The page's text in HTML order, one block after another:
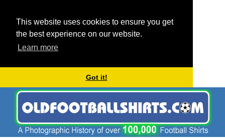
This website uses cookies to ensure you get
the best experience on our website.
Learn more
Got it!